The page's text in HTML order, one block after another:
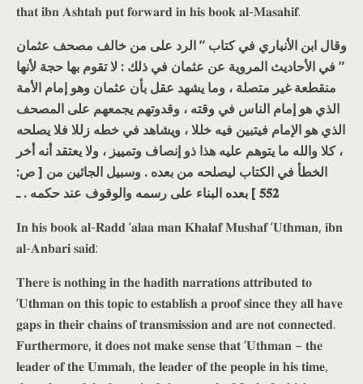
𝐭𝐡𝐚𝐭 𝐢𝐛𝐧 𝐀𝐬𝐡𝐭𝐚𝐡 𝐩𝐮𝐭 𝐟𝐨𝐫𝐰𝐚𝐫𝐝 𝐢𝐧 𝐡𝐢𝐬 𝐛𝐨𝐨𝐤 𝐚𝐥-𝐌𝐚𝐬𝐚𝐡𝐢𝐟.
وقال ابن الأنباري في كتاب ” الرد على من خالف مصحف عثمان
” في الأحاديث المروية عن عثمان في ذلك : لا تقوم بها حجة لأنها
منقطعة غير متصلة ، وما يشهد عقل بأن عثمان وهو إمام الأمة
الذي هو إمام الناس في وقته ، وقدوتهم يجمعهم على المصحف
الذي هو الإمام فيتبين فيه خللا ، ويشاهد في خطه زللا فلا يصلحه
، كلا والله ما يتوهم عليه هذا ذو إنصاف وتمييز ، ولا يعتقد أنه أخر
الخطأ في الكتاب ليصلحه من بعده . وسبيل الجائين من [ ص:
𝟓𝟓𝟐 ] بعده البناء على رسمه والوقوف عند حكمه . ـ
𝐈𝐧 𝐡𝐢𝐬 𝐛𝐨𝐨𝐤 𝐚𝐥-𝐑𝐚𝐝𝐝 ‘𝐚𝐥𝐚𝐚 𝐦𝐚𝐧 𝐊𝐡𝐚𝐥𝐚𝐟 𝐌𝐮𝐬𝐡𝐚𝐟 ‘𝐔𝐭𝐡𝐦𝐚𝐧, 𝐢𝐛𝐧
𝐚𝐥-𝐀𝐧𝐛𝐚𝐫𝐢 𝐬𝐚𝐢𝐝:
𝐓𝐡𝐞𝐫𝐞 𝐢𝐬 𝐧𝐨𝐭𝐡𝐢𝐧𝐠 𝐢𝐧 𝐭𝐡𝐞 𝐡𝐚𝐝𝐢𝐭𝐡 𝐧𝐚𝐫𝐫𝐚𝐭𝐢𝐨𝐧𝐬 𝐚𝐭𝐭𝐫𝐢𝐛𝐮𝐭𝐞𝐝 𝐭𝐨
‘𝐔𝐭𝐡𝐦𝐚𝐧 𝐨𝐧 𝐭𝐡𝐢𝐬 𝐭𝐨𝐩𝐢𝐜 𝐭𝐨 𝐞𝐬𝐭𝐚𝐛𝐥𝐢𝐬𝐡 𝐚 𝐩𝐫𝐨𝐨𝐟 𝐬𝐢𝐧𝐜𝐞 𝐭𝐡𝐞𝐲 𝐚𝐥𝐥 𝐡𝐚𝐯𝐞
𝐠𝐚𝐩𝐬 𝐢𝐧 𝐭𝐡𝐞𝐢𝐫 𝐜𝐡𝐚𝐢𝐧𝐬 𝐨𝐟 𝐭𝐫𝐚𝐧𝐬𝐦𝐢𝐬𝐬𝐢𝐨𝐧 𝐚𝐧𝐝 𝐚𝐫𝐞 𝐧𝐨𝐭 𝐜𝐨𝐧𝐧𝐞𝐜𝐭𝐞𝐝.
𝐅𝐮𝐫𝐭𝐡𝐞𝐫𝐦𝐨𝐫𝐞, 𝐢𝐭 𝐝𝐨𝐞𝐬 𝐧𝐨𝐭 𝐦𝐚𝐤𝐞 𝐬𝐞𝐧𝐬𝐞 𝐭𝐡𝐚𝐭 ‘𝐔𝐭𝐡𝐦𝐚𝐧 – 𝐭𝐡𝐞
𝐥𝐞𝐚𝐝𝐞𝐫 𝐨𝐟 𝐭𝐡𝐞 𝐔𝐦𝐦𝐚𝐡, 𝐭𝐡𝐞 𝐥𝐞𝐚𝐝𝐞𝐫 𝐨𝐟 𝐭𝐡𝐞 𝐩𝐞𝐨𝐩𝐥𝐞 𝐢𝐧 𝐡𝐢𝐬 𝐭𝐢𝐦𝐞,